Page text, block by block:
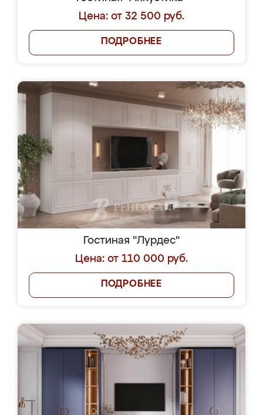
Цена: от 32 500 руб.
ПОДРОБНЕЕ
Гостиная "Лурдес"
Цена: от 110 000 руб.
ПОДРОБНЕЕ